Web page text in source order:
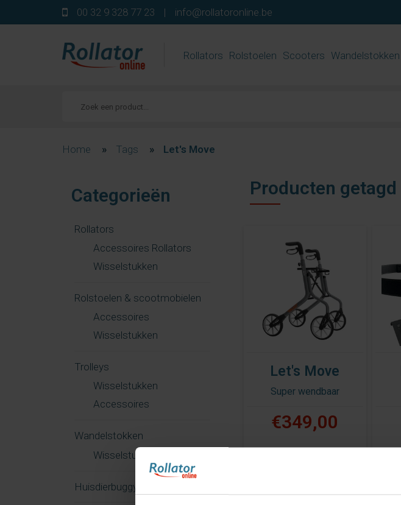
00 32 9 328 77 23 | info@rollatoronline.be
Rollators Rolstoelen Scooters Wandelstokken
Home » Tags » Let's Move
Categorieën
Rollators
Accessoires Rollators
Wisselstukken
Rolstoelen & scootmobielen
Accessoires
Wisselstukken
Trolleys
Wisselstukken
Accessoires
Wandelstokken
Wisselstukken
Huisdierbuggy
Producten
Let's Move
Super wendbaar
€349,00